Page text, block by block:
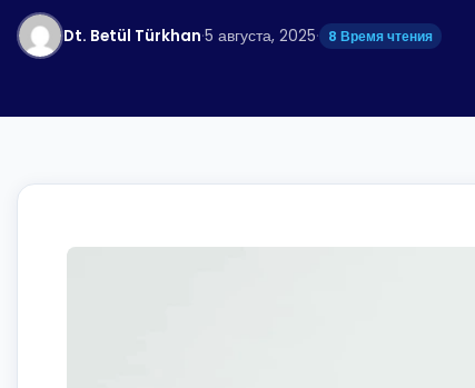
Dt. Betül Türkhan·5 августа, 2025· 8 Время чтения